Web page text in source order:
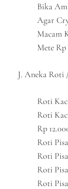
Bika
Agar
Macam
Mete
J. Aneka Roti
Roti
Roti
Rp
Roti
Roti
Roti
Roti